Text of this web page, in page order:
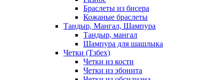
Браслеты из бисера
Кожаные браслеты
Тандыр, Мангал, Шампура
Тандыр, мангал
Шампура для шашлыка
Четки (Тзбех)
Четки из кости
Четки из эбонита